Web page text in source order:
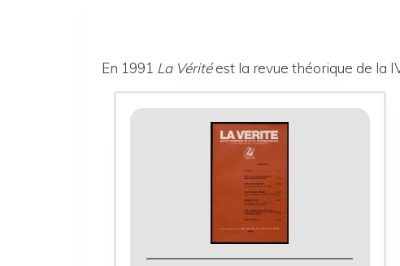
En 1991 La Véritéest la revue théorique de la